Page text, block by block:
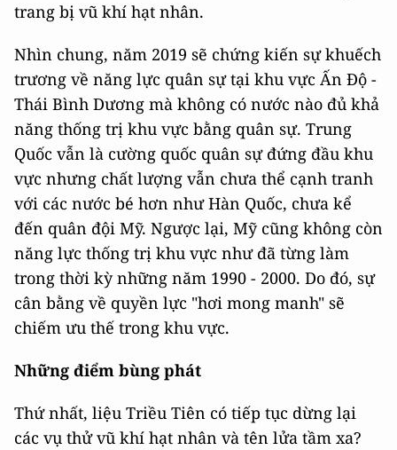
trang bị vũ khí hạt nhân.
Nhìn chung, năm 2019 sẽ chứng kiến sự khuếch
trương về năng lực quân sự tại khu vực Ấn Độ -
Thái Bình Dương mà không có nước nào đủ khả
năng thống trị khu vực bằng quân sự. Trung
Quốc vẫn là cường quốc quân sự đứng đầu khu
vực nhưng chất lượng vẫn chưa thể cạnh tranh
với các nước bé hơn như Hàn Quốc, chưa kể
đến quân đội Mỹ. Ngược lại, Mỹ cũng không còn
năng lực thống trị khu vực như đã từng làm
trong thời kỳ những năm 1990 - 2000. Do đó, sự
cân bằng về quyền lực "hơi mong manh" sẽ
chiếm ưu thế trong khu vực.
Những điểm bùng phát
Thứ nhất, liệu Triều Tiên có tiếp tục dừng lại
các vụ thử vũ khí hạt nhân và tên lửa tầm xa?